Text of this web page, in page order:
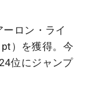
ロン・ライ
）を獲得。今
位にジャンプ